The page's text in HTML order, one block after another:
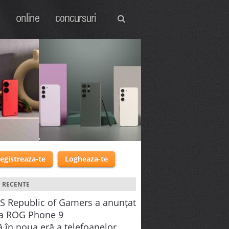
și
noul
GADGET:Seria
Galaxy S23 de la
Samsung
Noua serie de
telefoane Galaxy S23
de la Samsung
te Logheaza-te
Republic of Gamers a anunțat
ROG Phone 9